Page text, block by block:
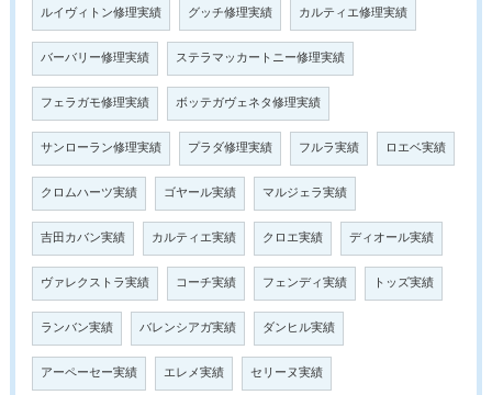
ルイヴィトン修理実績 グッチ修理実績 カルティエ修理実績
バーバリー修理実績 ステラマッカートニー修理実績
フェラガモ修理実績 ボッテガヴェネタ修理実績
サンローラン修理実績 プラダ修理実績 フルラ実績 ロエベ実績
クロムハーツ実績 ゴヤール実績 マルジェラ実績
吉田カバン実績 カルティエ実績 クロエ実績 ディオール実績
ヴァレクストラ実績 コーチ実績 フェンディ実績 トッズ実績
ランバン実績 バレンシアガ実績 ダンヒル実績
アーペーセー実績 エレメ実績 セリーヌ実績